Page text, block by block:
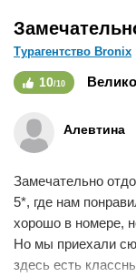
вкусненького
морем и мы его
вернемся сюда еще.
Мне нравится
Турагентство Bronix
10/10
Алевтина
Замечательно
5*, где нам
хорошо в номере,
Но мы приехали
здесь есть